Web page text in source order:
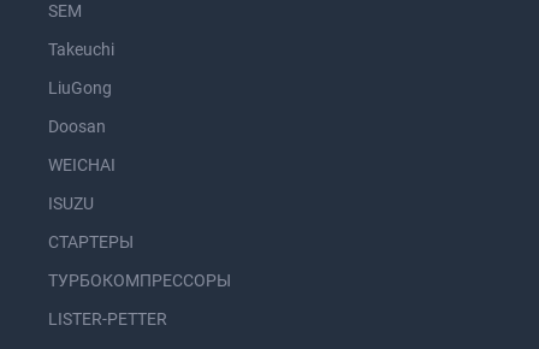
SEM
Takeuchi
LiuGong
Doosan
WEICHAI
ISUZU
СТАРТЕРЫ
ТУРБОКОМПРЕССОРЫ
LISTER-PETTER